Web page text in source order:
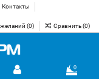
Контакты
(0) Сравнить (0)
0